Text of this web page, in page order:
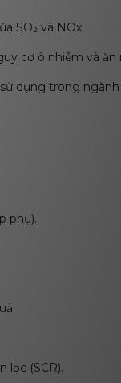
SO₂ và NOx.
cơ ô nhiễm và
dụng trong
phụ).
lọc (SCR).